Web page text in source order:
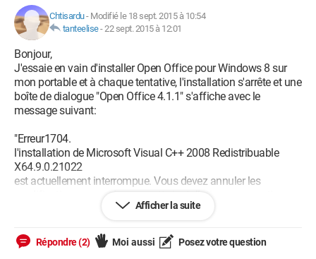
Chtisardu- Modifié le 18 sept. 2015 à 10:54
tanteelise-22 sept. 2015 à 12:01
Bonjour,
J'essaie en vain d'installer Open Office pour Windows 8 sur
mon portable et à chaque tentative, l'installation s'arrête et une
boîte de dialogue "Open Office 4.1.1" s'affiche avec le
message suivant:
"Erreur1704.
l'installation de Microsoft Visual C++ 2008 Redistribuable
X64.9.0.21022
est actuellement interrompue. Vous devez annuler les
modifications apportées par cette installation pour continuer.
Voulez-vous annuler les modifications" à partir de ce moment
on entre dans une boucle dont il est impossible de sortir, on ne
peut même pas sortir en fermant la fenêtre."
Afficher la suite
Répondre (2) Moi aussi Posez votre question